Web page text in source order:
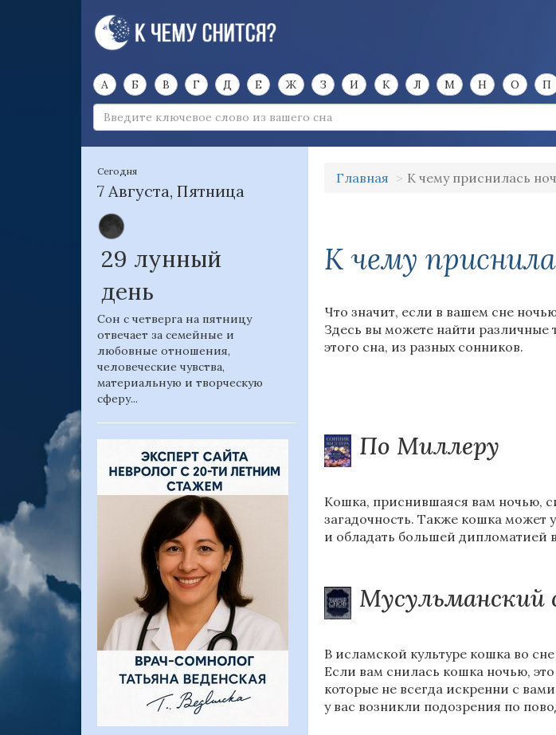
А Б В Г Д Е Ж З И К Л М Н О П
Сегодня
7 Августа, Пятница
29 лунный
день
Сон с четверга на пятницу
отвечает за семейные и
любовные отношения,
человеческие чувства,
материальную и творческую
сферу...
Главная К чему приснилась
К чему
Что значит, если в вашем сне
Здесь вы можете найти различные
этого сна, из разных сонников.
По Миллеру
Кошка, приснившаяся вам ночью,
загадочность. Также кошка может
и обладать большей
Мусульманский
В исламской культуре кошка во
Если вам снилась кошка ночью,
которые не всегда искренни с
у вас возникли подозрения по